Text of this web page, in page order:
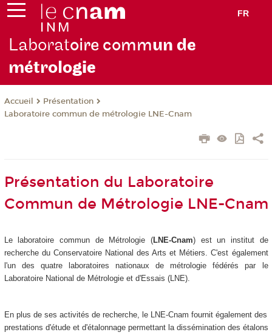
FR
Laboratoire commun de
métrologie
Accueil
Présentation
Laboratoire commun de métrologie LNE-Cnam
Présentation du Laboratoire
Commun de Métrologie LNE-Cnam
Le laboratoire commun de Métrologie (LNE-Cnam) est un institut de
recherche du Conservatoire National des Arts et Métiers. C'est également
l'un des quatre laboratoires nationaux de métrologie fédérés par le
Laboratoire National de Métrologie et d'Essais (LNE).
En plus de ses activités de recherche, le LNE-Cnam fournit également des
prestations d'étude et d'étalonnage permettant la dissémination des étalons